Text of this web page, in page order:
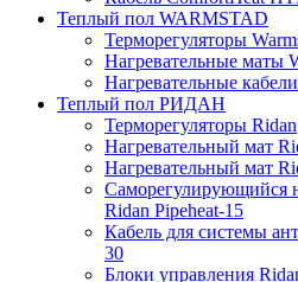
Теплый пол WARMSTAD
Терморегуляторы
Нагревательные маты
Нагревательные
Теплый пол РИДАН
Терморегуляторы Ridan
Нагревательный мат
Нагревательный мат
Саморегулирующийся
Ridan Pipeheat-15
Кабель для системы
30
Блоки управления